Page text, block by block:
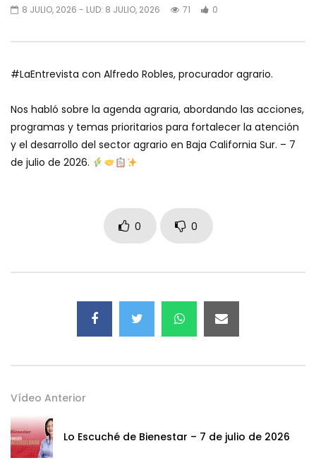
8 JULIO, 2026 - LUD: 8 JULIO, 2026 71 0
#LaEntrevista con Alfredo Robles, procurador agrario.
Nos habló sobre la agenda agraria, abordando las acciones,
programas y temas prioritarios para fortalecer la atención
y el desarrollo del sector agrario en Baja California Sur. – 7
de julio de 2026.
0 0
Vídeo Anterior
Lo Escuché de Bienestar – 7 de julio de 2026